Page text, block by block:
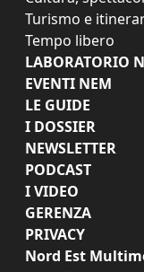
Turismo e
Tempo libero
LABORATORIO
EVENTI NEM
LE GUIDE
I DOSSIER
NEWSLETTER
PODCAST
I VIDEO
GERENZA
PRIVACY
Nord Est